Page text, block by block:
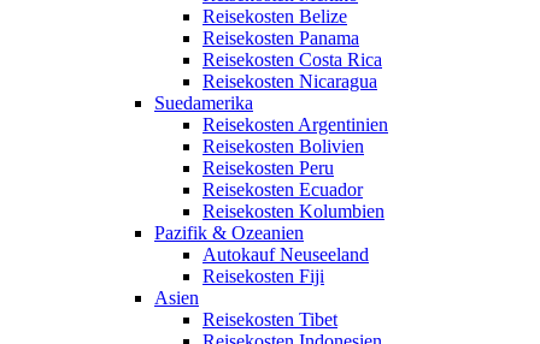
Reisekosten Belize
Reisekosten Panama
Reisekosten Costa Rica
Reisekosten Nicaragua
Suedamerika
Reisekosten Argentinien
Reisekosten Bolivien
Reisekosten Peru
Reisekosten Ecuador
Reisekosten Kolumbien
Pazifik & Ozeanien
Autokauf Neuseeland
Reisekosten Fiji
Asien
Reisekosten Tibet